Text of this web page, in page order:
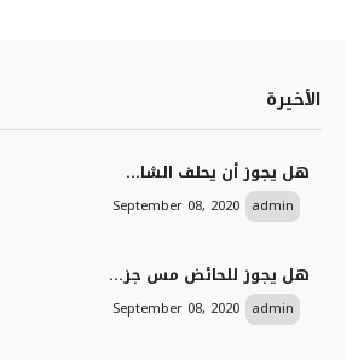
الأخيرة
هل يجوز أن يحلف الشا...
admin
September 08, 2020
هل يجوز للحائض مس جز...
admin
September 08, 2020